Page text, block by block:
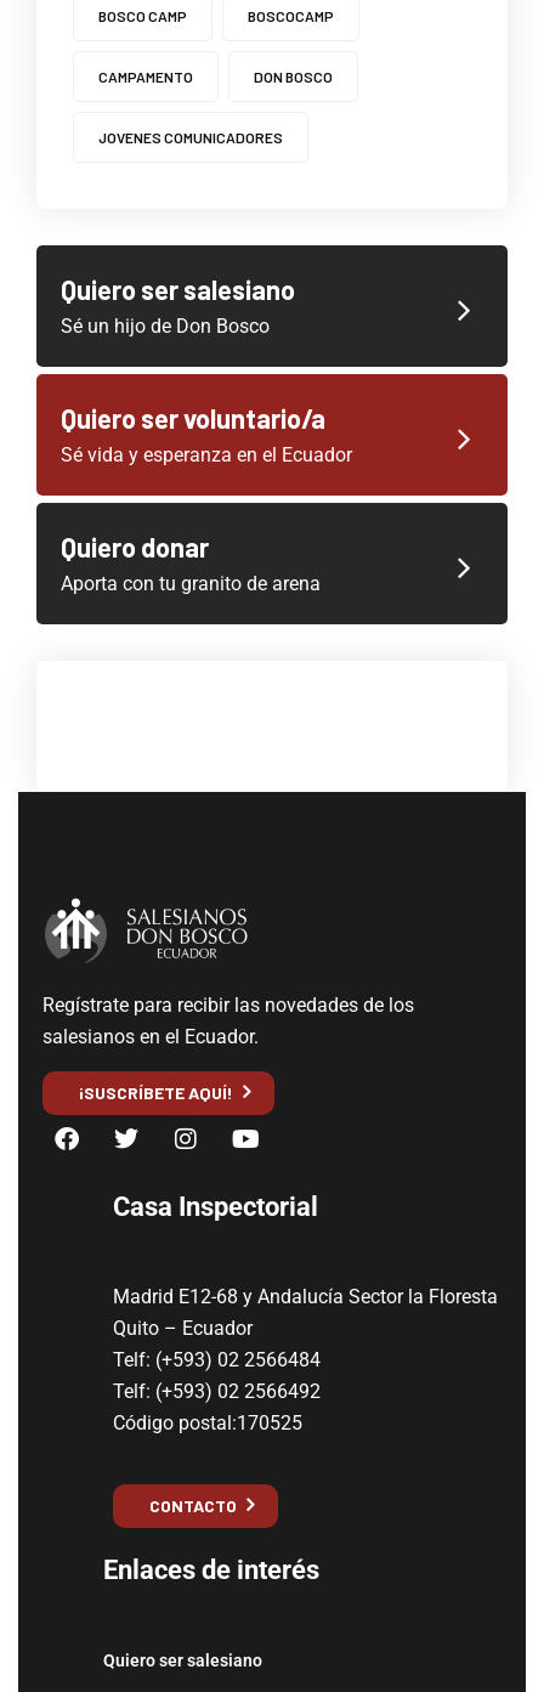
BOSCO CAMP BOSCOCAMP
CAMPAMENTO DON BOSCO
JOVENES COMUNICADORES
Quiero ser salesiano
Sé un hijo de Don Bosco
Quiero ser voluntario/a
Sé vida y esperanza en el Ecuador
Quiero donar
Aporta con tu granito de arena
Regístrate para recibir las novedades de los
salesianos en el Ecuador.
¡SUSCRÍBETE AQUÍ!
Casa Inspectorial
Madrid E12-68 y Andalucía Sector la Floresta
Quito – Ecuador
Telf: (+593) 02 2566484
Telf: (+593) 02 2566492
Código postal:170525
CONTACTO
Enlaces de interés
Quiero ser salesiano